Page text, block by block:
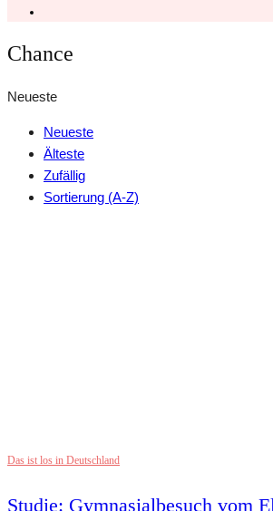
Chance
Neueste
Neueste
Älteste
Zufällig
Sortierung (A-Z)
Das ist los in Deutschland
Studie: Gymnasialbesuch vom